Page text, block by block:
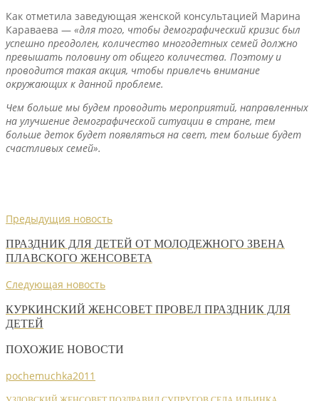
Как отметила заведующая женской консультацией Марина
Караваева — «для того, чтобы демографический кризис был
успешно преодолен, количество многодетных семей должно
превышать половину от общего количества. Поэтому и
проводится такая акция, чтобы привлечь внимание
окружающих к данной проблеме.
Чем больше мы будем проводить мероприятий, направленных
на улучшение демографической ситуации в стране, тем
больше деток будет появляться на свет, тем больше будет
счастливых семей».
Предыдущия новость
ПРАЗДНИК ДЛЯ ДЕТЕЙ ОТ МОЛОДЕЖНОГО ЗВЕНА
ПЛАВСКОГО ЖЕНСОВЕТА
Следующая новость
КУРКИНСКИЙ ЖЕНСОВЕТ ПРОВЕЛ ПРАЗДНИК ДЛЯ
ДЕТЕЙ
ПОХОЖИЕ НОВОСТИ
pochemuchka2011